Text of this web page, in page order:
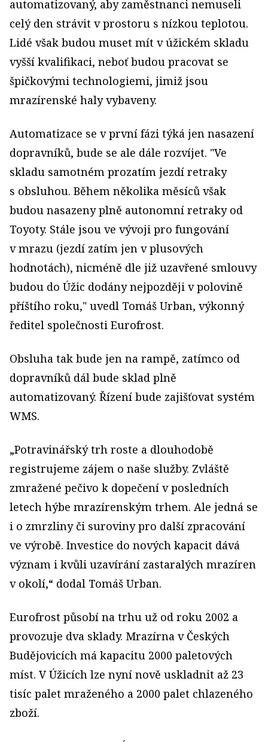
automatizovaný, aby zaměstnanci nemuseli
celý den strávit v prostoru s nízkou teplotou.
Lidé však budou muset mít v úžickém skladu
vyšší kvalifikaci, neboť budou pracovat se
špičkovými technologiemi, jimiž jsou
mrazírenské haly vybaveny.
Automatizace se v první fázi týká jen nasazení
dopravníků, bude se ale dále rozvíjet. "Ve
skladu samotném prozatím jezdí retraky
s obsluhou. Během několika měsíců však
budou nasazeny plně autonomní retraky od
Toyoty. Stále jsou ve vývoji pro fungování
v mrazu (jezdí zatím jen v plusových
hodnotách), nicméně dle již uzavřené smlouvy
budou do Úžic dodány nejpozději v polovině
příštího roku," uvedl Tomáš Urban, výkonný
ředitel společnosti Eurofrost.
Obsluha tak bude jen na rampě, zatímco od
dopravníků dál bude sklad plně
automatizovaný. Řízení bude zajišťovat systém
WMS.
„Potravinářský trh roste a dlouhodobě
registrujeme zájem o naše služby. Zvláště
zmražené pečivo k dopečení v posledních
letech hýbe mrazírenským trhem. Ale jedná se
i o zmrzliny či suroviny pro další zpracování
ve výrobě. Investice do nových kapacit dává
význam i kvůli uzavírání zastaralých mrazíren
v okolí,“ dodal Tomáš Urban.
Eurofrost působí na trhu už od roku 2002 a
provozuje dva sklady. Mrazírna v Českých
Budějovicích má kapacitu 2000 paletových
míst. V Úžicích lze nyní nově uskladnit až 23
tisíc palet mraženého a 2000 palet chlazeného
zboží.